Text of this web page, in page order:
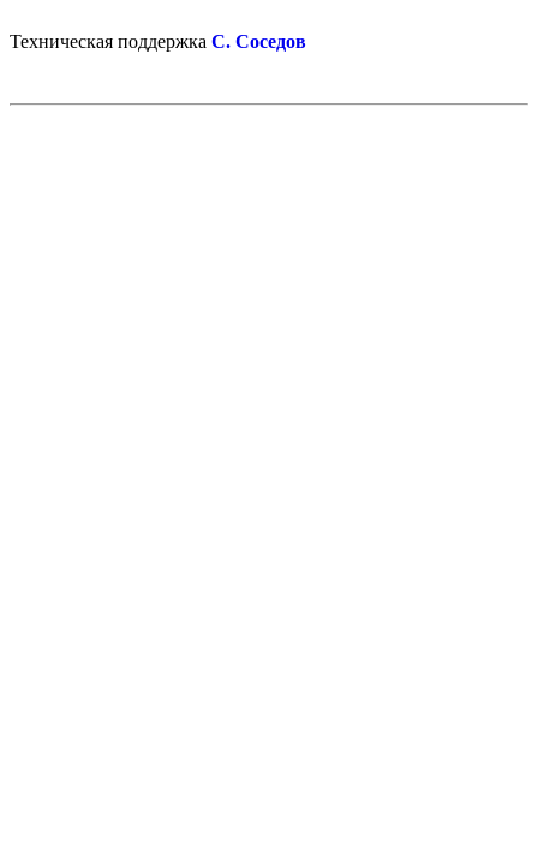
Техническая поддержка С. Соседов